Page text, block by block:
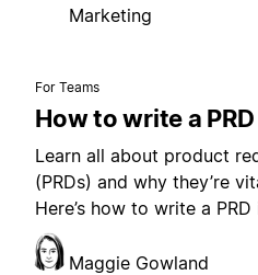
Marketing
For Teams
How to write a
Learn all about product
(PRDs) and why they’re
Here’s how to write a
Maggie Gowland